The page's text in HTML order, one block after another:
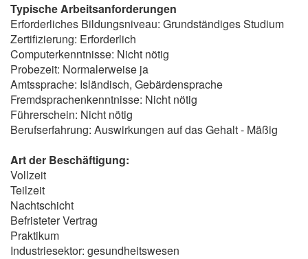
Typische Arbeitsanforderungen
Erforderliches Bildungsniveau: Grundständiges Studium
Zertifizierung: Erforderlich
Computerkenntnisse: Nicht nötig
Probezeit: Normalerweise ja
Amtssprache: Isländisch, Gebärdensprache
Fremdsprachenkenntnisse: Nicht nötig
Führerschein: Nicht nötig
Berufserfahrung: Auswirkungen auf das Gehalt - Mäßig
Art der Beschäftigung:
Vollzeit
Teilzeit
Nachtschicht
Befristeter Vertrag
Praktikum
Industriesektor: gesundheitswesen